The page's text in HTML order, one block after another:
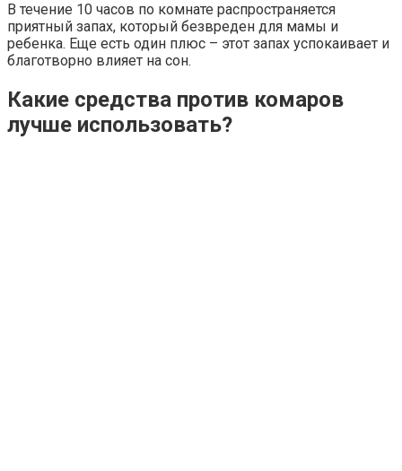
В течение 10 часов по комнате распространяется
приятный запах, который безвреден для мамы и
ребенка. Еще есть один плюс – этот запах успокаивает и
благотворно влияет на сон.
Какие средства против комаров
лучше использовать?